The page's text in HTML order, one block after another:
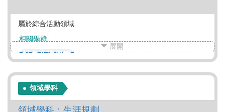
屬於綜合活動領域
相關學群:
社會心理學群
展開
領域學科